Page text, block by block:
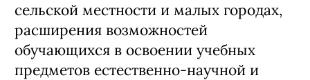
сельской местности и малых городах,
расширения возможностей
обучающихся в освоении учебных
предметов естественно-научной и